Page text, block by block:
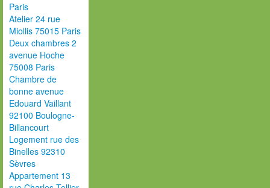
Paris
Atelier 24 rue
Miollis 75015 Paris
Deux chambres 2
avenue Hoche
75008 Paris
Chambre de
bonne avenue
Edouard Vaillant
92100 Boulogne-
Billancourt
Logement rue des
Binelles 92310
Sèvres
Appartement 13